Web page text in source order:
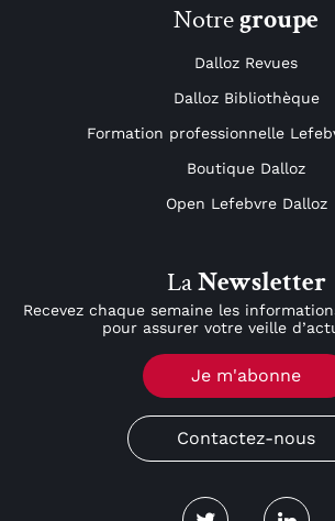
Notregroupe
Dalloz Revues
Dalloz Bibliothèque
Formation professionnelle
Boutique Dalloz
Open Lefebvre Dalloz
LaNewsletter
Recevez chaque semaine les
pour assurer votre veille
Je m'abonne
Contactez-nous